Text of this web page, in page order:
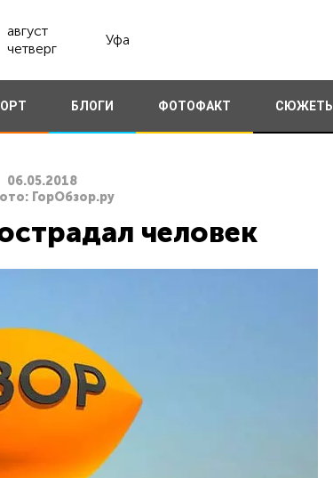
август
четверг
Уфа
БЛОГИ ФОТОФАКТ СЮЖЕТЫ
06.05.2018
ГорОбзор.ру
человек